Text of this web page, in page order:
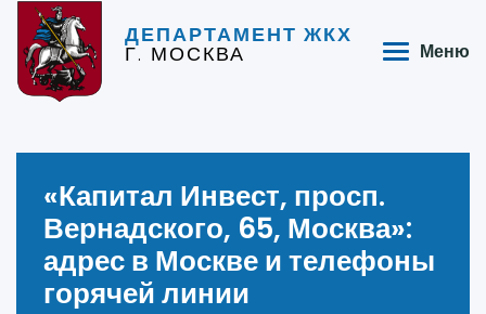
ДЕПАРТАМЕНТ ЖКХ
Г. МОСКВА Меню
«‎Капитал Инвест, просп.
Вернадского, 65, Москва»‎:
адрес в Москве и телефоны
горячей линии